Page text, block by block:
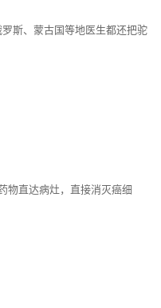
斯、蒙古国等地医生都还把驼
物直达病灶，直接消灭癌细